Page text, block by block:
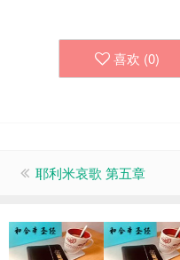
喜欢 (0)
耶利米哀歌 第五章